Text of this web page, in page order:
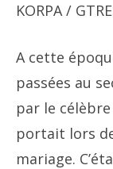
KORPA /
A cette
passées au
par le
portait lors
mariage.